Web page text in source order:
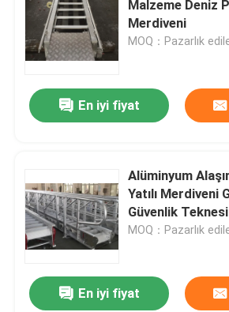
Deniz Güverte Ekipmanları
Metal İşleme Makine Parçaları
İskele Ve Aksesuarları
lastik paletler
Malzeme Deniz
Merdiveni
MOQ：Pazarlık
En iyi fiyat
Alüminyum
Yatılı Merdiveni
Güvenlik
MOQ：Pazarlık
En iyi fiyat